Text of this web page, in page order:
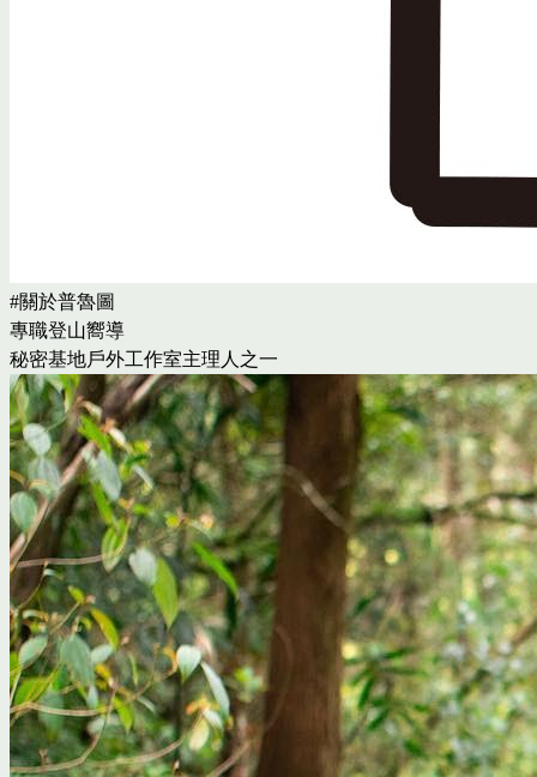
#關於普魯圖
專職登山嚮導
秘密基地戶外工作室主理人之一